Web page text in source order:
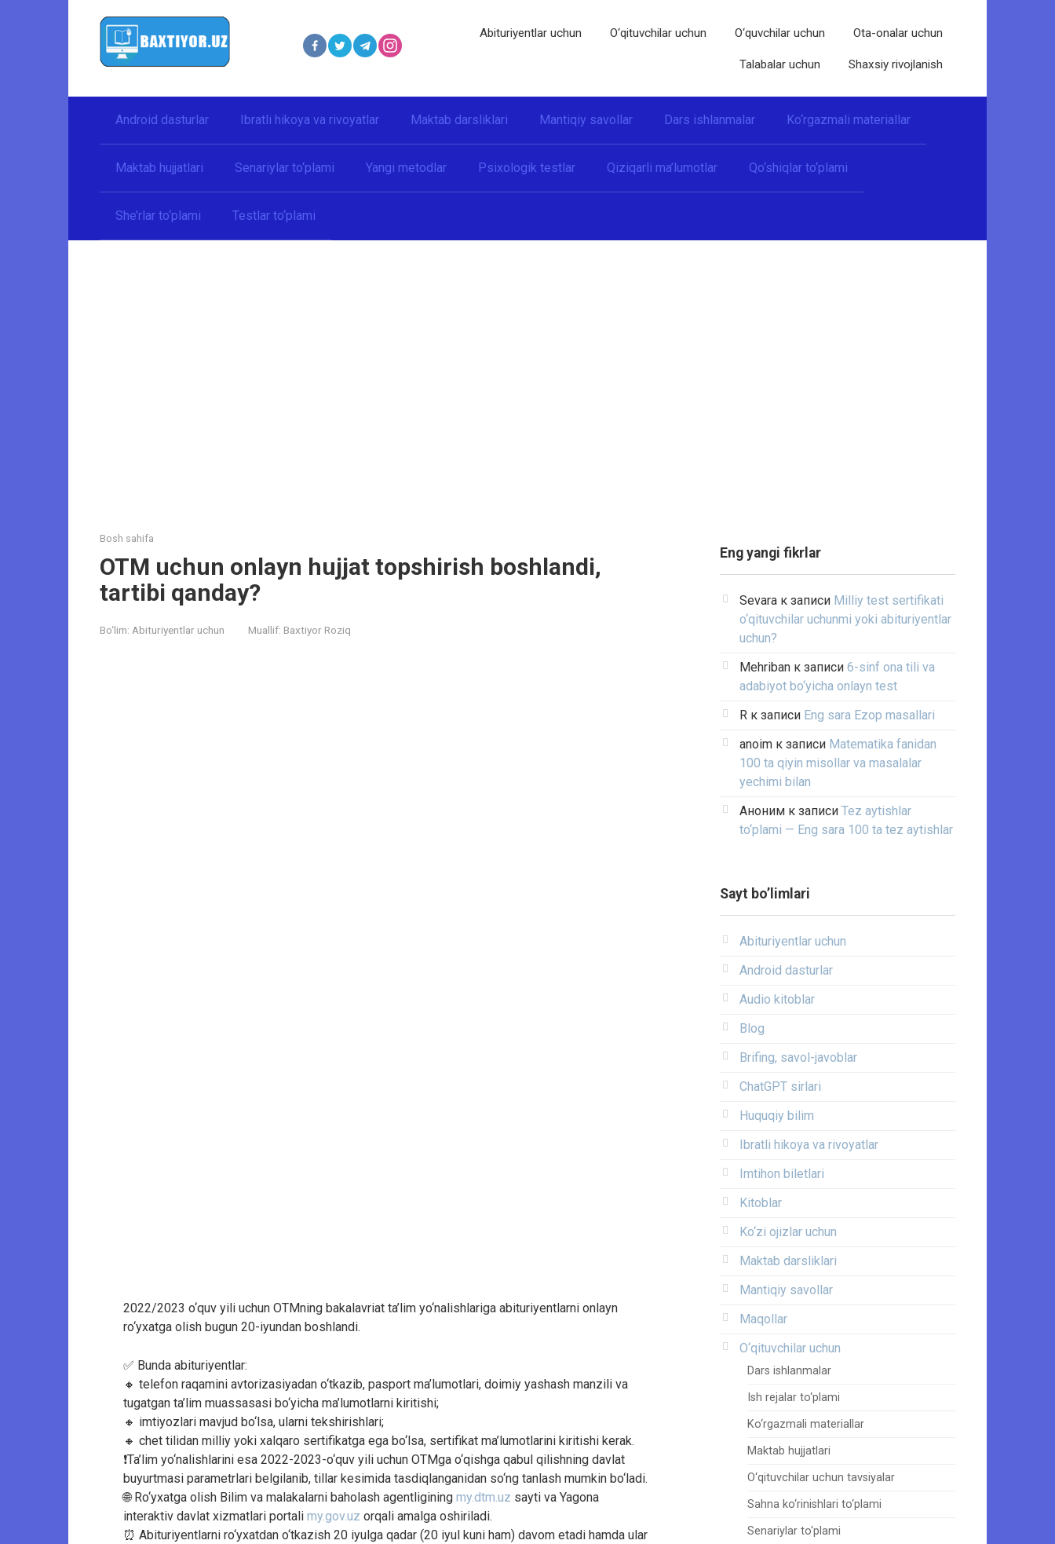
Abituriyentlar uchun O‘qituvchilar uchun O‘quvchilar uchun Ota-onalar uchun
Talabalar uchun Shaxsiy rivojlanish
Android dasturlar Ibratli hikoya va rivoyatlar Maktab darsliklari Mantiqiy savollar Dars ishlanmalar Ko‘rgazmali materiallar
Maktab hujjatlari Senariylar to‘plami Yangi metodlar Psixologik testlar Qiziqarli ma’lumotlar Qo‘shiqlar to‘plami
She’rlar to‘plami Testlar to‘plami
Bosh sahifa
OTM uchun onlayn hujjat topshirish boshlandi,
tartibi qanday?
Bo‘lim: Abituriyentlar uchun Muallif: Baxtiyor Roziq
2022/2023 o‘quv yili uchun OTMning bakalavriat ta’lim yo‘nalishlariga abituriyentlarni onlayn
ro‘yxatga olish bugun 20-iyundan boshlandi.
✅ Bunda abituriyentlar:
🔸 telefon raqamini avtorizasiyadan o‘tkazib, pasport ma’lumotlari, doimiy yashash manzili va
tugatgan ta’lim muassasasi bo‘yicha ma’lumotlarni kiritishi;
🔸 imtiyozlari mavjud bo‘lsa, ularni tekshirishlari;
🔸 chet tilidan milliy yoki xalqaro sertifikatga ega bo‘lsa, sertifikat ma’lumotlarini kiritishi kerak.
❗️Ta’lim yo‘nalishlarini esa 2022-2023-o‘quv yili uchun OTMga o‘qishga qabul qilishning davlat
buyurtmasi parametrlari belgilanib, tillar kesimida tasdiqlanganidan so‘ng tanlash mumkin bo‘ladi.
🌐 Ro‘yxatga olish Bilim va malakalarni baholash agentligining my.dtm.uz sayti va Yagona
interaktiv davlat xizmatlari portali my.gov.uz orqali amalga oshiriladi.
⏰ Abituriyentlarni ro‘yxatdan o‘tkazish 20 iyulga qadar (20 iyul kuni ham) davom etadi hamda ular
Eng yangi fikrlar
Sevara к записи Milliy test sertifikati
o‘qituvchilar uchunmi yoki abituriyentlar
uchun?
Mehriban к записи 6-sinf ona tili va
adabiyot bo‘yicha onlayn test
R к записи Eng sara Ezop masallari
anoim к записи Matematika fanidan
100 ta qiyin misollar va masalalar
yechimi bilan
Аноним к записи Tez aytishlar
to‘plami — Eng sara 100 ta tez aytishlar
Sayt bo’limlari
Abituriyentlar uchun
Android dasturlar
Audio kitoblar
Blog
Brifing, savol-javoblar
ChatGPT sirlari
Huquqiy bilim
Ibratli hikoya va rivoyatlar
Imtihon biletlari
Kitoblar
Ko‘zi ojizlar uchun
Maktab darsliklari
Mantiqiy savollar
Maqollar
O‘qituvchilar uchun
Dars ishlanmalar
Ish rejalar to‘plami
Ko‘rgazmali materiallar
Maktab hujjatlari
O‘qituvchilar uchun tavsiyalar
Sahna ko‘rinishlari to‘plami
Senariylar to‘plami